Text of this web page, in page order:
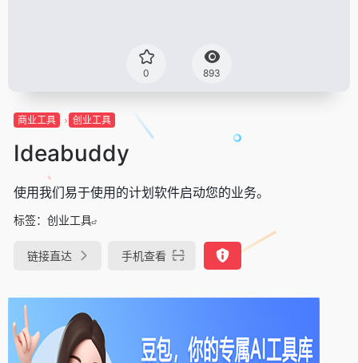
0 893
商业工具 创业工具
Ideabuddy
使用我们易于使用的计划软件启动您的业务。
标签： 创业工具
链接直达 手机查看